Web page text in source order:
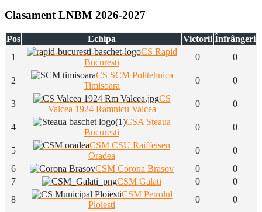
Clasament LNBM 2026-2027
Pos Echipa Victorii Înfrângeri
1
CS Rapid
Bucuresti
0 0
2
CS SCM Politehnica
Timisoara
0 0
3
CS
Valcea 1924 Ramnicu Valcea
0 0
4
CSA Steaua
Bucuresti
0 0
5
CSM CSU Raiffeisen
Oradea
0
0
6
CSM Corona Brasov 0
0
7
CSM Galati 0
0
8
CSM Petrolul
Ploiesti
0
0